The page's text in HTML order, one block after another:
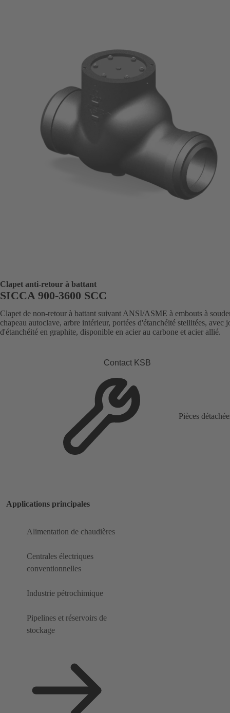
Clapet anti-retour à battant
SICCA 900-3600 SCC
Clapet de non-retour à battant suivant ANSI/ASME à embouts à
chapeau autoclave, arbre intérieur, portées d'étanchéité stellitées, avec
d'étanchéité en graphite, disponible en acier au carbone et acier allié.
Contact KSB
Pièces
Applications principales
Alimentation de chaudières
Centrales électriques
conventionnelles
Industrie pétrochimique
Pipelines et réservoirs de
stockage